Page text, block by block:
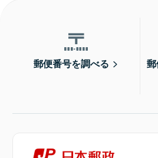
郵便番号を調べる